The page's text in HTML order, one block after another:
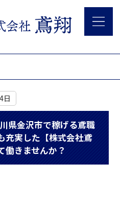
日
県金沢市で稼げる鳶職
充実した【株式会社鳶
働きませんか？